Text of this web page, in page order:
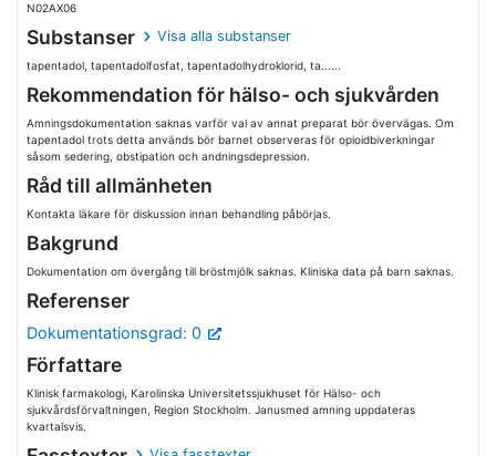
N02AX06
Substanser Visa alla substanser
tapentadol, tapentadolfosfat, tapentadolhydroklorid, ta......
Rekommendation för hälso- och sjukvården
Amningsdokumentation saknas varför val av annat preparat bör övervägas. Om
tapentadol trots detta används bör barnet observeras för opioidbiverkningar
såsom sedering, obstipation och andningsdepression.
Råd till allmänheten
Kontakta läkare för diskussion innan behandling påbörjas.
Bakgrund
Dokumentation om övergång till bröstmjölk saknas. Kliniska data på barn saknas.
Referenser
Dokumentationsgrad: 0
Författare
Klinisk farmakologi, Karolinska Universitetssjukhuset för Hälso- och
sjukvårdsförvaltningen, Region Stockholm. Janusmed amning uppdateras
kvartalsvis.